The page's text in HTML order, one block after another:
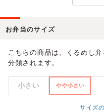
お弁当のサイズ
こちらの商品は、くるめし
分類されます。
小さい やや小さい
サイズ